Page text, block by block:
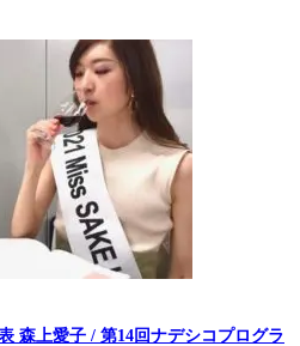
森上愛子 / 第14回ナデシコプログラ